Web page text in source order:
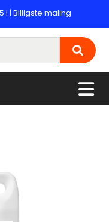
l | Billigste maling